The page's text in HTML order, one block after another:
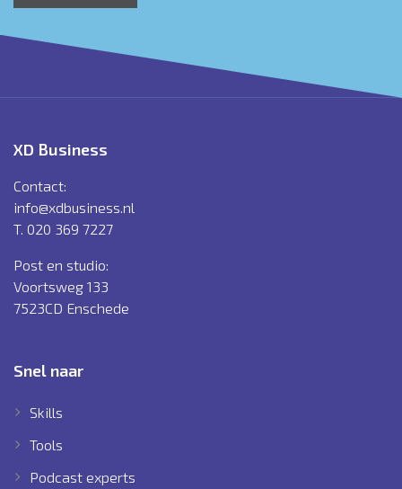
XD Business
Contact:
info@xdbusiness.nl
T. 020 369 7227
Post en studio:
Voortsweg 133
7523CD Enschede
Snel naar
Skills
Tools
Podcast experts